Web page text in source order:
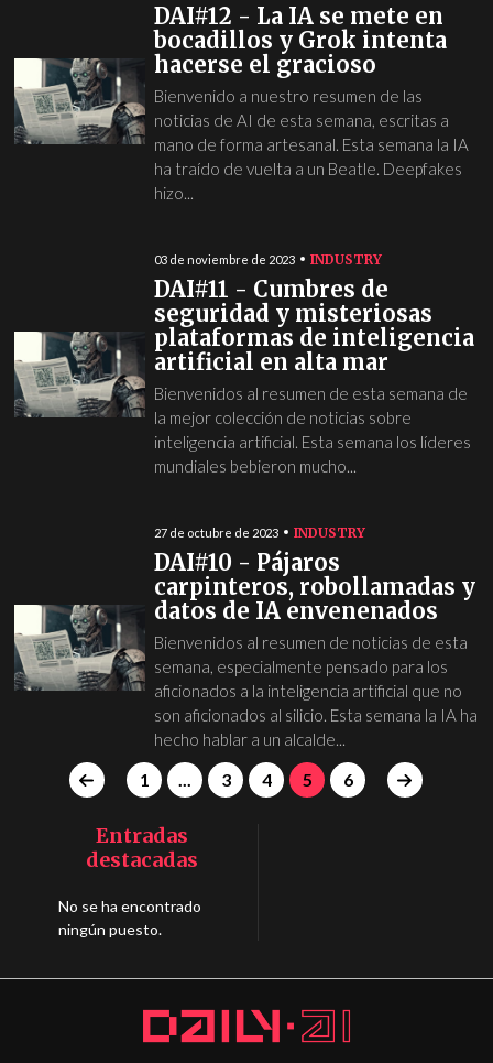
DAI#12 - La IA se mete en
bocadillos y Grok intenta
hacerse el gracioso
Bienvenido a nuestro resumen de las
noticias de AI de esta semana, escritas a
mano de forma artesanal. Esta semana la IA
ha traído de vuelta a un Beatle. Deepfakes
hizo...
03 de noviembre de 2023 INDUSTRY
DAI#11 - Cumbres de
seguridad y misteriosas
plataformas de inteligencia
artificial en alta mar
Bienvenidos al resumen de esta semana de
la mejor colección de noticias sobre
inteligencia artificial. Esta semana los líderes
mundiales bebieron mucho...
27 de octubre de 2023 INDUSTRY
DAI#10 - Pájaros
carpinteros, robollamadas y
datos de IA envenenados
Bienvenidos al resumen de noticias de esta
semana, especialmente pensado para los
aficionados a la inteligencia artificial que no
son aficionados al silicio. Esta semana la IA ha
hecho hablar a un alcalde...
1 3 4 5 6
Entradas
destacadas
No se ha encontrado
ningún puesto.